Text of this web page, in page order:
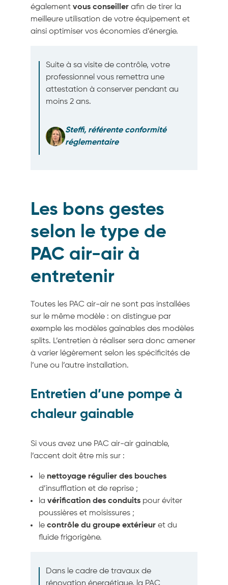
également vous conseiller afin de tirer la
meilleure utilisation de votre équipement et
ainsi optimiser vos économies d’énergie.
Suite à sa visite de contrôle, votre
professionnel vous remettra une
attestation à conserver pendant au
moins 2 ans.
Steffi, référente conformité
réglementaire
Les bons gestes
selon le type de
PAC air-air à
entretenir
Toutes les PAC air-air ne sont pas installées
sur le même modèle : on distingue par
exemple les modèles gainables des modèles
splits. L’entretien à réaliser sera donc amener
à varier légèrement selon les spécificités de
l’une ou l’autre installation.
Entretien d’une pompe à
chaleur gainable
Si vous avez une PAC air-air gainable,
l’accent doit être mis sur :
le nettoyage régulier des bouches
d’insufflation et de reprise ;
la vérification des conduits pour éviter
poussières et moisissures ;
le contrôle du groupe extérieur et du
fluide frigorigène.
Dans le cadre de travaux de